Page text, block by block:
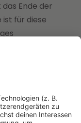
Ende der
ist für diese
geplant. Auf
Elton John,